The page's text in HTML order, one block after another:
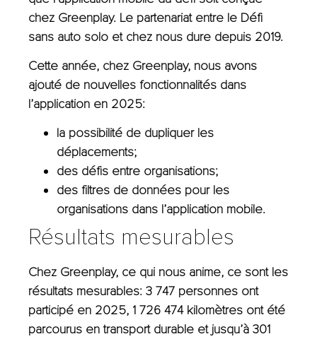
chez Greenplay. Le partenariat entre le Défi
sans auto solo et chez nous dure depuis 2019.
Cette année, chez Greenplay, nous avons
ajouté de nouvelles fonctionnalités dans
l’application en 2025:
la possibilité de dupliquer les
déplacements;
des défis entre organisations;
des filtres de données pour les
organisations dans l’application mobile.
Résultats mesurables
Chez Greenplay, ce qui nous anime, ce sont les
résultats mesurables: 3 747 personnes ont
participé en 2025, 1 726 474 kilomètres ont été
parcourus en transport durable et jusqu’à 301